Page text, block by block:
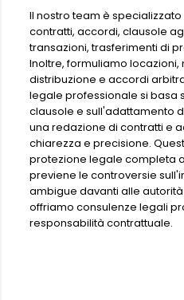
Il nostro team è
contratti, accordi, clausole
transazioni, trasferimenti di
Inoltre, formuliamo locazioni,
distribuzione e accordi
legale professionale si basa
clausole e sull'adattamento
una redazione di contratti e
chiarezza e precisione.
protezione legale completa
previene le controversie
ambigue davanti alle
offriamo consulenze legali
responsabilità contrattuale.